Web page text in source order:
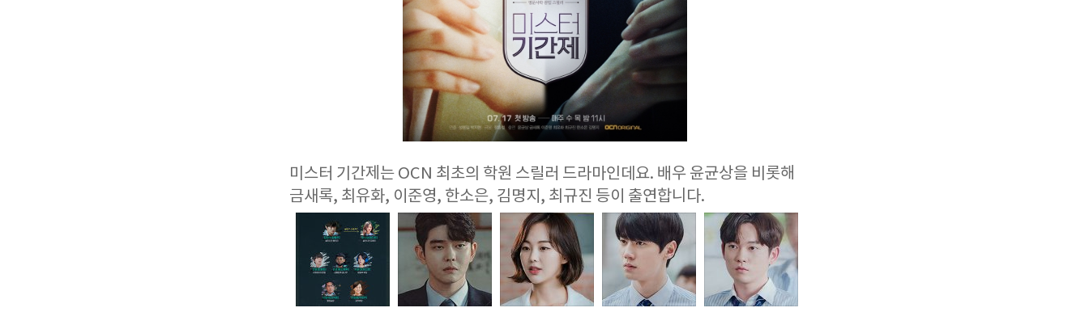
미스터 기간제는 OCN 최초의 학원 스릴러 드라마인데요. 배우 윤균상을 비롯해
금새록, 최유화, 이준영, 한소은, 김명지, 최규진 등이 출연합니다.